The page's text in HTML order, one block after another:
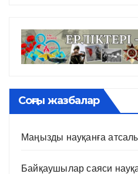
Соңғы жазбалар
Маңызды науқанға
Байқаушылар саяси